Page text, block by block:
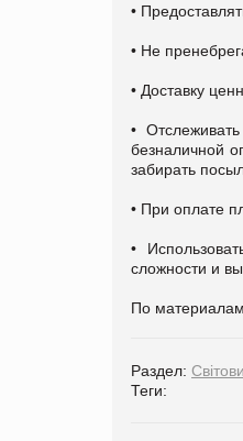
•
• Не
• Доставку
•
безналичной
забирать
• При оплате
•
сложности и
По
Раздел:
Теги: